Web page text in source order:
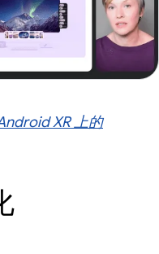
XR 上的